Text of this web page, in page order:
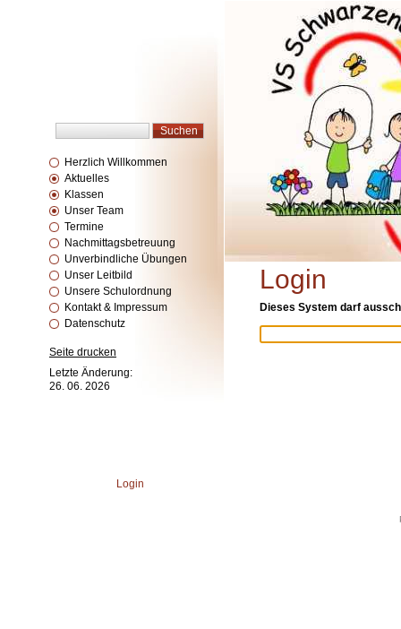
Herzlich Willkommen
Aktuelles
Klassen
Unser Team
Termine
Nachmittagsbetreuung
Unverbindliche Übungen
Unser Leitbild
Unsere Schulordnung
Kontakt & Impressum
Datenschutz
Seite drucken
Letzte Änderung:
26. 06. 2026
Login
Dieses System darf
Login